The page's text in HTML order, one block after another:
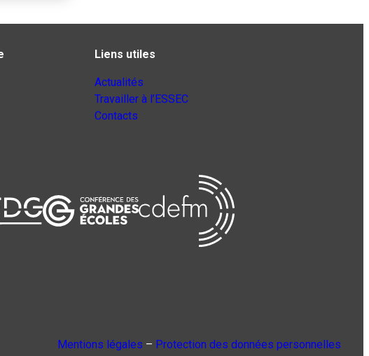
Liens utiles
Actualités
Travailler à l’ESSEC
Contacts
Mentions légales – Protection des données personnelles